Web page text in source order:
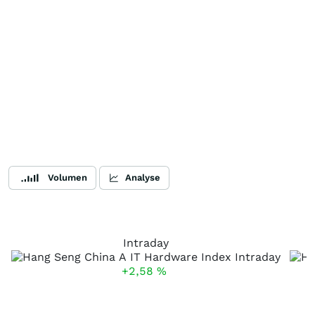
Volumen Analyse
Intraday
+2,58 %